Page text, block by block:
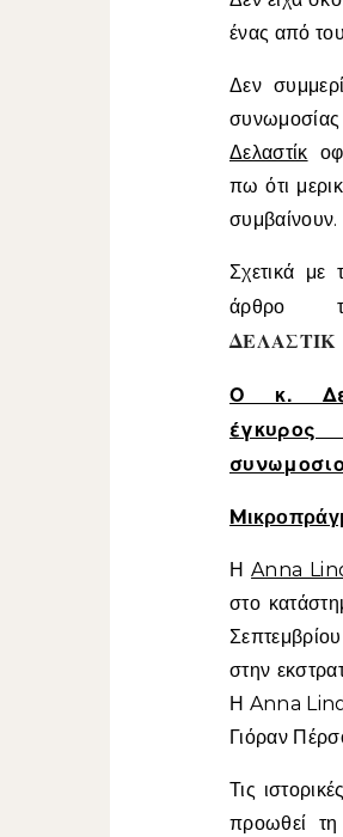
ένας από
Δεν
Δελαστίκ
πω ότι
συμβαίνουν.
Σχετικά με
άρθρο
ΔΕΛΑΣΤΙΚ
Ο κ.
ΗAnna
στο
στην
Η Anna
Γιόραν
Τις
προωθεί